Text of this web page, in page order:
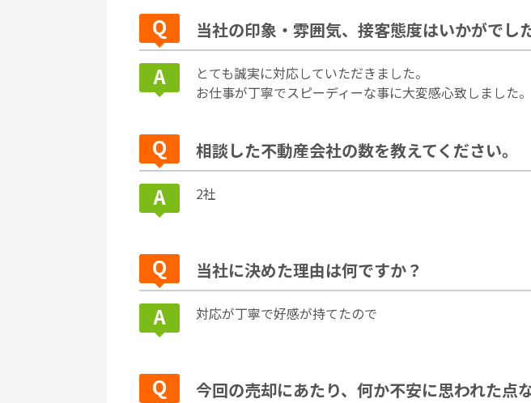
当社の印象・雰囲気、接客態度はいかがでし
とても誠実に対応していただきました。
お仕事が丁寧でスピーディーな事に大変感心致しました。
相談した不動産会社の数を教えてください。
2社
当社に決めた理由は何ですか？
対応が丁寧で好感が持てたので
今回の売却にあたり、何か不安に思われた点